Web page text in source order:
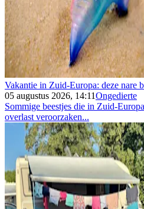
Vakantie in Zuid-Europa: deze nare
05 augustus 2026, 14:11Ongedierte
Sommige beestjes die in Zuid-
overlast veroorzaken...